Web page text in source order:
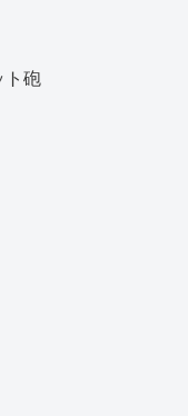
ト砲